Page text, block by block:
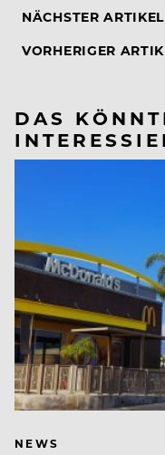
NÄCHSTER ARTIKEL
VORHERIGER
DAS
NEWS